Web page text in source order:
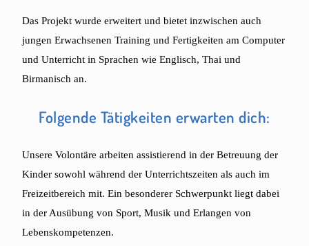
Das Projekt wurde erweitert und bietet inzwischen auch
jungen Erwachsenen Training und Fertigkeiten am Computer
und Unterricht in Sprachen wie Englisch, Thai und
Birmanisch an.
Folgende Tätigkeiten erwarten dich:
Unsere Volontäre arbeiten assistierend in der Betreuung der
Kinder sowohl während der Unterrichtszeiten als auch im
Freizeitbereich mit. Ein besonderer Schwerpunkt liegt dabei
in der Ausübung von Sport, Musik und Erlangen von
Lebenskompetenzen.